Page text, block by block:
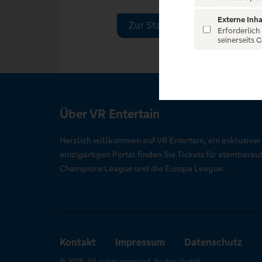
Zur Startseite
Über VR Entertain
Herzlich willkommen auf VR Entertain, ein
einzigartigen Portal finden Sie Tickets für
Champions League und die Europa League.
Kontakt Impressum Datenschutz
Externe
Erforderlich
seinerseits